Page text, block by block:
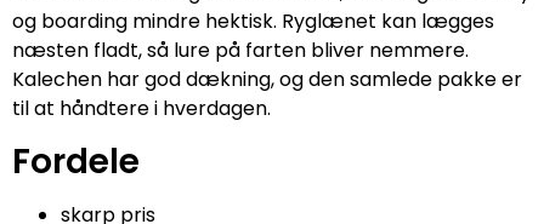
og boarding mindre hektisk. Ryglænet kan lægges
næsten fladt, så lure på farten bliver nemmere.
Kalechen har god dækning, og den samlede pakke er
til at håndtere i hverdagen.
Fordele
skarp pris